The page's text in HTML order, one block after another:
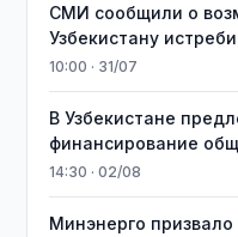
СМИ сообщили о
Узбекистану
10:00 · 31/07
В Узбекистане
финансирование
14:30 · 02/08
Минэнерго призвало